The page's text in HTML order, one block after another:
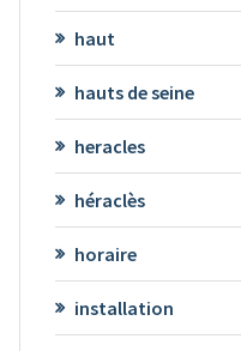
haut
hauts de seine
heracles
héraclès
horaire
installation